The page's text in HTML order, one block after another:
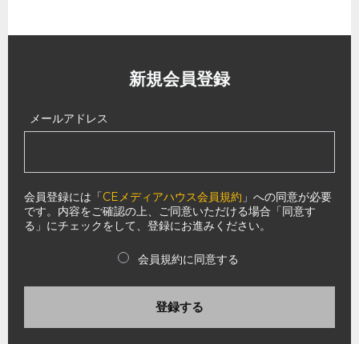
新規会員登録
メールアドレス
会員登録には「CEメディアハウス会員規約 」への同意が必要
です。内容をご確認の上、ご同意いただける場合「同意す
る」にチェックをして、登録にお進みください。
会員規約に同意する
登録する